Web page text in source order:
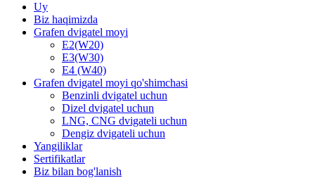
Uy
Biz haqimizda
Grafen dvigatel moyi
E2(W20)
E3(W30)
E4 (W40)
Grafen dvigatel moyi qo'shimchasi
Benzinli dvigatel uchun
Dizel dvigatel uchun
LNG, CNG dvigateli uchun
Dengiz dvigateli uchun
Yangiliklar
Sertifikatlar
Biz bilan bog'lanish